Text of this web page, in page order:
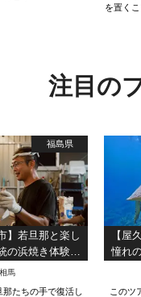
を置く
注目の
福島県
】若旦那と楽し
の浜焼き体験！
ラン @遊学の宿
相馬
たちの手で復活し
【屋
憧れ
ミガ
このツ